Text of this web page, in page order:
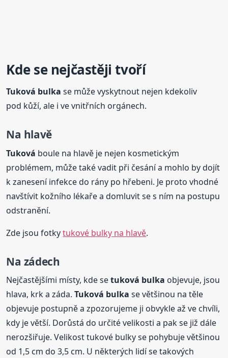
Kde se nejčastěji tvoří
Tuková bulka se může vyskytnout nejen kdekoliv
pod kůží, ale i ve vnitřních orgánech.
Na hlavě
Tuková boule na hlavě je nejen kosmetickým
problémem, může také vadit při česání a mohlo by dojít
k zanesení infekce do rány po hřebeni. Je proto vhodné
navštívit kožního lékaře a domluvit se s ním na postupu
odstranění.
Zde jsou fotkytukové bulky na hlavě.
Na zádech
Nejčastějšími místy, kde setuková bulka objevuje, jsou
hlava, krk a záda.Tuková bulka se většinou na těle
objevuje postupně a zpozorujeme ji obvykle až ve chvíli,
kdy je větší. Dorůstá do určité velikosti a pak se již dále
nerozšiřuje. Velikost tukové bulky se pohybuje většinou
od 1,5 cm do 3,5 cm. U některých lidí se takových